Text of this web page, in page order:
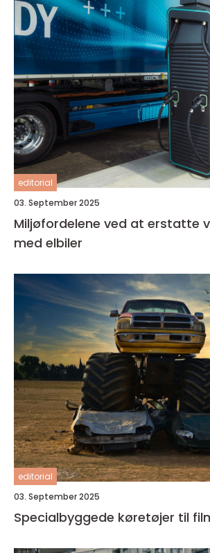
editorial
03. September 2025
Miljøfordelene ved at erstatte
med elbiler
editorial
03. September 2025
Specialbyggede køretøjer til